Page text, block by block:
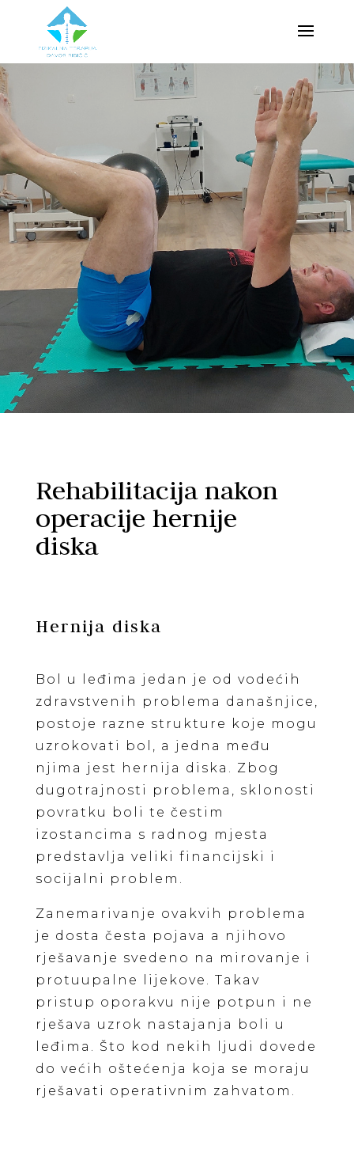
Rehabilitacija nakon
operacije hernije
diska
Hernija diska
Bol u leđima jedan je od vodećih
zdravstvenih problema današnjice,
postoje razne strukture koje mogu
uzrokovati bol, a jedna među
njima jest hernija diska. Zbog
dugotrajnosti problema, sklonosti
povratku boli te čestim
izostancima s radnog mjesta
predstavlja veliki financijski i
socijalni problem.
Zanemarivanje ovakvih problema
je dosta česta pojava a njihovo
rješavanje svedeno na mirovanje i
protuupalne lijekove. Takav
pristup oporakvu nije potpun i ne
rješava uzrok nastajanja boli u
leđima. Što kod nekih ljudi dovede
do većih oštećenja koja se moraju
rješavati operativnim zahvatom.